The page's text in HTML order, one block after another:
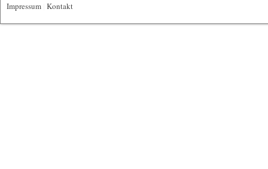
Impressum Kontakt